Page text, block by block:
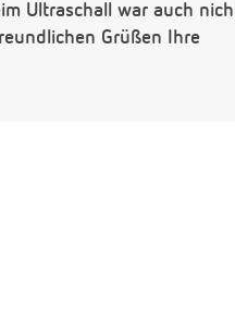
Ultraschall war auch
Grüßen Ihre